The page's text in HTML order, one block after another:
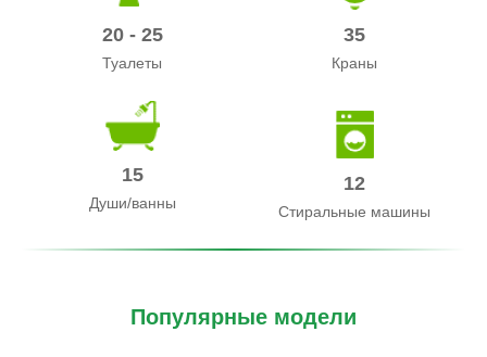
20 - 25
Туалеты
35
Краны
15
Души/ванны
12
Стиральные машины
Популярные модели